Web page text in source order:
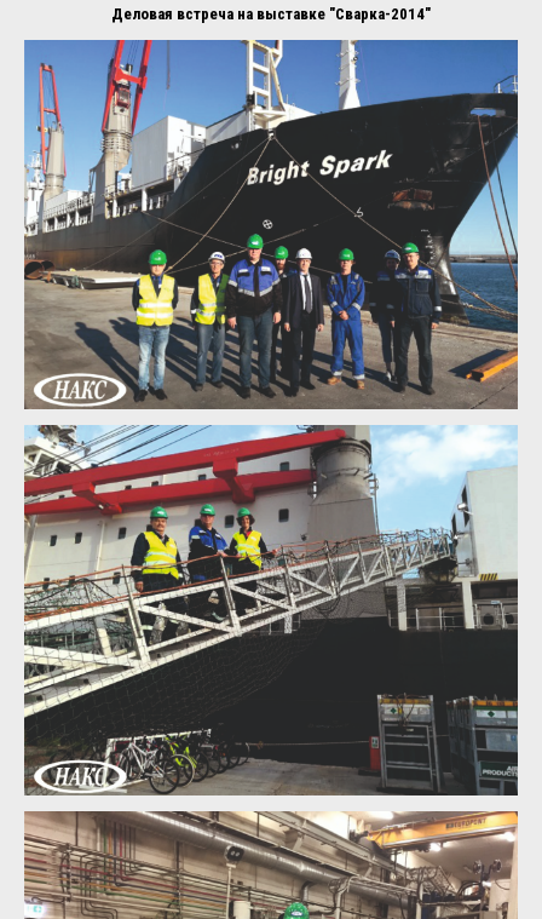
Деловая встреча на выставке "Сварка-2014"